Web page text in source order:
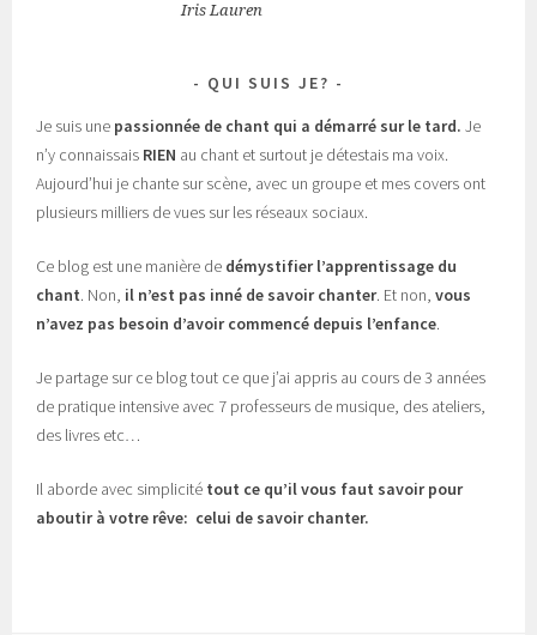
Iris Lauren
QUI SUIS JE?
Je suis une passionnée de chant qui a démarré sur le tard. Je
n’y connaissais RIEN au chant et surtout je détestais ma voix.
Aujourd’hui je chante sur scène, avec un groupe et mes covers ont
plusieurs milliers de vues sur les réseaux sociaux.
Ce blog est une manière de démystifier l’apprentissage du
chant. Non, il n’est pas inné de savoir chanter. Et non,vous
n’avez pas besoin d’avoir commencé depuis l’enfance.
Je partage sur ce blog tout ce que j’ai appris au cours de 3 années
de pratique intensive avec 7 professeurs de musique, des ateliers,
des livres etc…
Il aborde avec simplicité tout ce qu’il vous faut savoir pour
aboutir à votre rêve: celui de savoir chanter.